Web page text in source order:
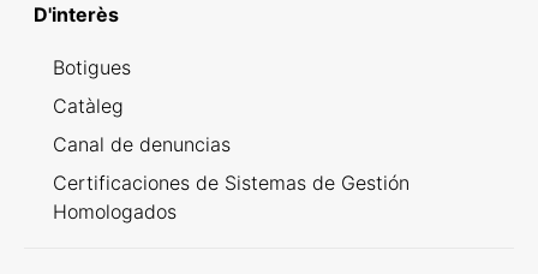
D'interès
Botigues
Catàleg
Canal de denuncias
Certificaciones de Sistemas de Gestión
Homologados